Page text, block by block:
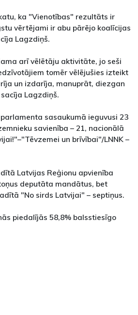
ka "Vienotības" rezultāts ir
vērtējami ir abu pārējo koalīcijas
Lagzdiņš.
arī vēlētāju aktivitāte, jo seši
tomēr vēlējušies izteikt
un izdarīja, manuprāt, diezgan
Lagzdiņš.
sasaukumā ieguvusi 23
savienība – 21, nacionālā
un brīvībai"/LNNK –
Latvijas Reģionu apvienība
deputāta mandātus, bet
"No sirds Latvijai" – septiņus.
piedalījās 58,8% balsstiesīgo